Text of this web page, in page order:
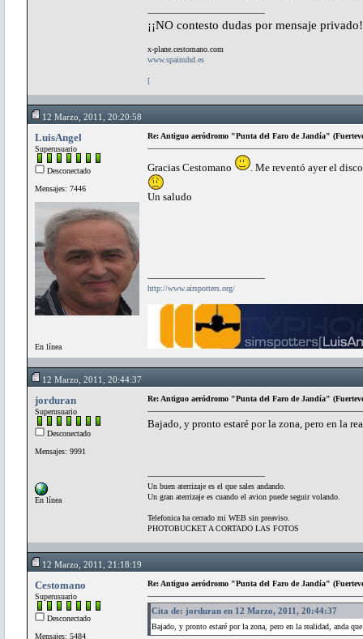
¡¡NO contesto dudas por mensaje
x-plane.cestomano.com
www.spainuhd.es
[
12 Marzo, 2011, 20:20:58
LuisAngel
Superusuario
Desconectado
Mensajes: 7446
En línea
Re: Antiguo aeródromo "Punta del Faro de Jandía"
Gracias Cestomano . Me reventó ayer el
Un saludo
http://www.airspotters.org/
12 Marzo, 2011, 20:44:37
jorduran
Superusuario
Desconectado
Mensajes: 9991
En línea
Re: Antiguo aeródromo "Punta del Faro de Jandía"
Bajado, y pronto estaré por la zona, pero en la
Un buen aterrizaje es el que sales andando.
Un gran aterrizaje es cuando el avion puede seguir volando.
Telefonica ha cerrado mi WEB sin preaviso.
PHOTOBUCKET A CORTADO LAS FOTOS
12 Marzo, 2011, 21:18:19
Cestomano
Superusuario
Desconectado
Mensajes: 5484
Re: Antiguo aeródromo "Punta del Faro de Jandía"
Cita de: jorduran en 12 Marzo, 2011, 20:44:37
Bajado, y pronto estaré por la zona, pero en la realidad, anda